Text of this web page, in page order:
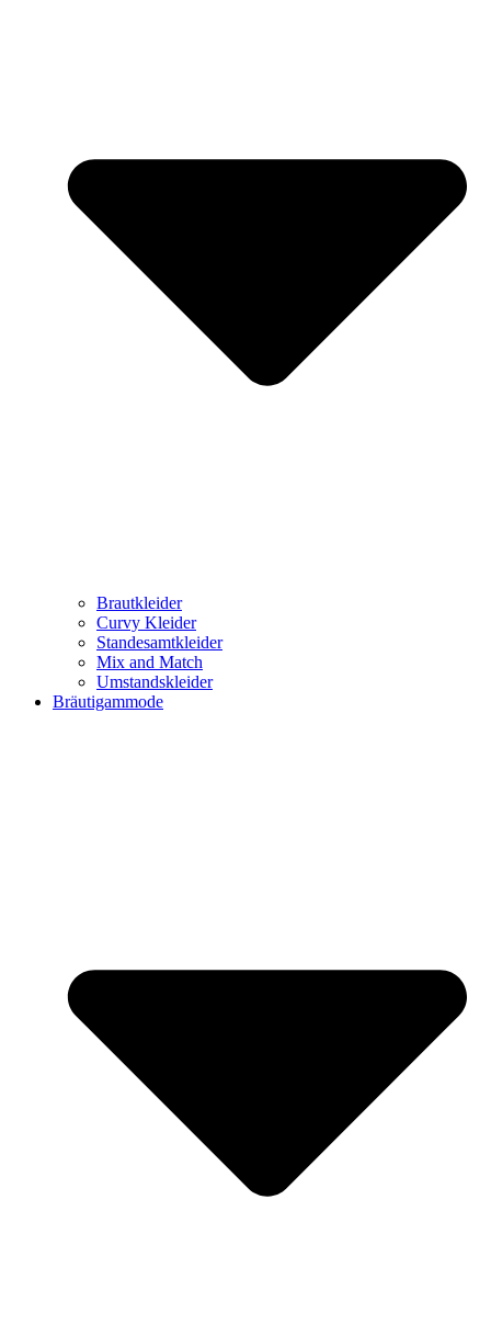
Brautkleider
Curvy Kleider
Standesamtkleider
Mix and Match
Umstandskleider
Bräutigammode